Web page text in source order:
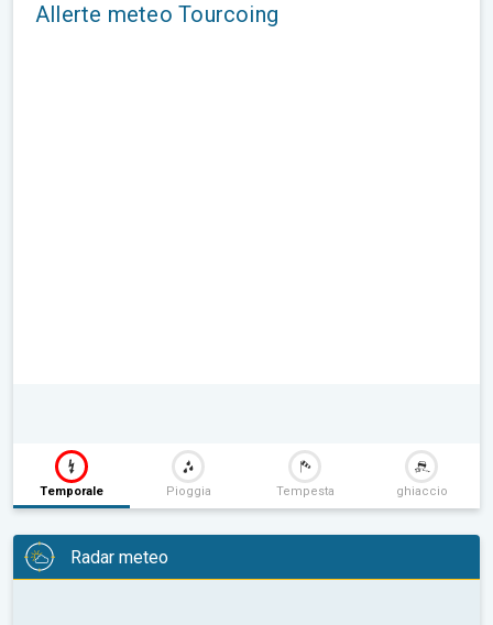
Allerte meteo Tourcoing
Temporale Pioggia Tempesta ghiaccio
Radar meteo